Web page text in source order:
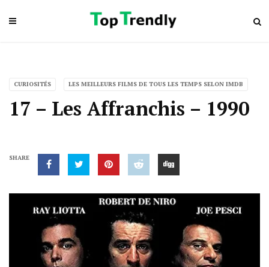
CURIOSITÉS LES MEILLEURS FILMS DE TOUS LES TEMPS SELON IMDB
17 – Les Affranchis – 1990
SHARE